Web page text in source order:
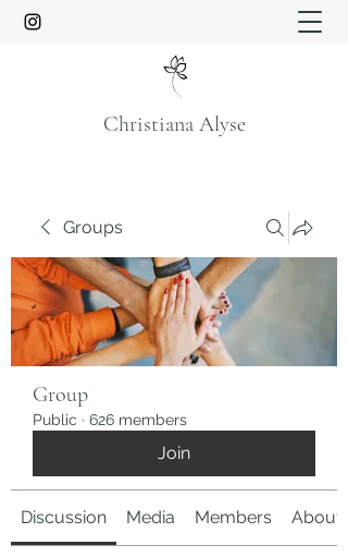
Christiana Alyse
Groups
Group
Public · 626 members
Join
Discussion Media Members About